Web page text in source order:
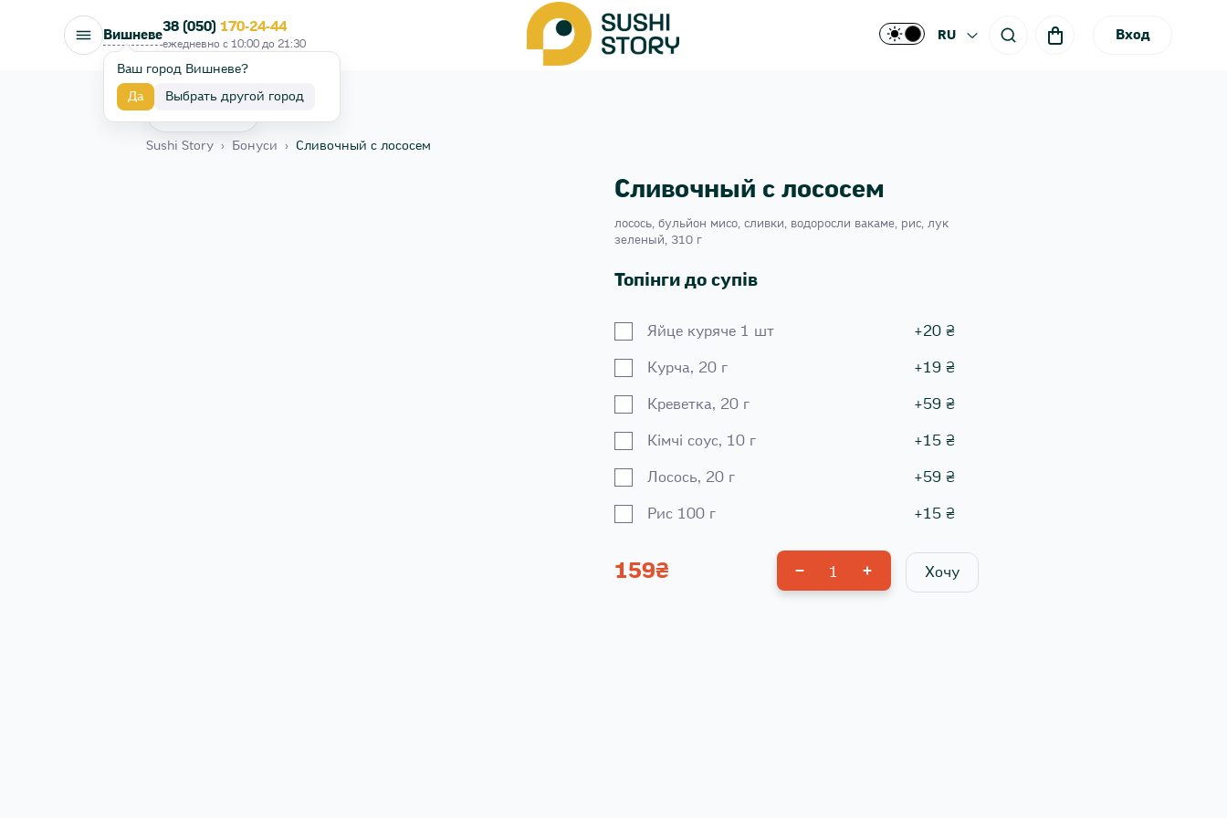
Вишневе
Ваш город Вишневе?
Да Выбрать другой город
38 (050) 170-24-44
ежедневно с 10:00 до 21:30
RU Вход
Sushi Story › Бонуси › Сливочный с лососем
Сливочный с лососем
лосось, бульйон мисо, сливки, водоросли вакаме, рис, лук
зеленый, 310 г
Топінги до супів
Яйце куряче 1 шт +20 ₴
Курча, 20 г +19 ₴
Креветка, 20 г +59 ₴
Кiмчi соус, 10 г +15 ₴
Лосось, 20 г +59 ₴
Рис 100 г +15 ₴
159₴ 1 Хочу